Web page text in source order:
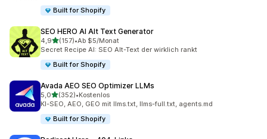
Built for Shopify
SEO HERO AI Alt Text Generator
4,9von 5 Sternen
(157)
157 Rezensionen insgesamt
•Ab $5/Monat
Secret Recipe AI: SEO Alt-Text der wirklich rankt
Built for Shopify
Avada AEO SEO Optimizer LLMs
5,0von 5 Sternen
(352)
352 Rezensionen insgesamt
•Kostenlos
KI-SEO, AEO, GEO mit llms.txt, llms-full.txt, agents.md
Built for Shopify